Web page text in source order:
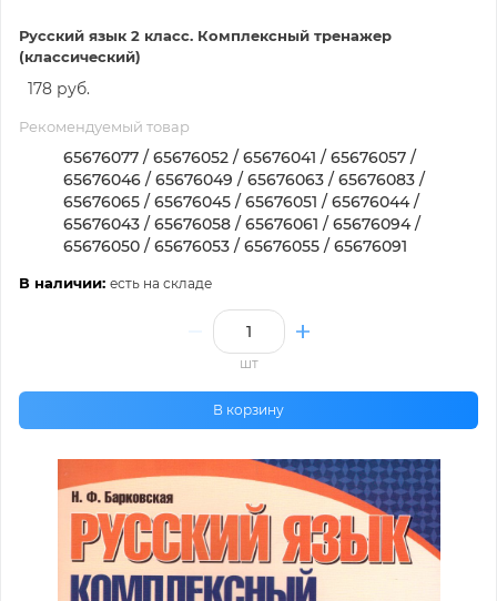
Русский язык 2 класс. Комплексный тренажер
(классический)
178 руб.
Рекомендуемый товар
65676077 / 65676052 / 65676041 / 65676057 /
65676046 / 65676049 / 65676063 / 65676083 /
65676065 / 65676045 / 65676051 / 65676044 /
65676043 / 65676058 / 65676061 / 65676094 /
65676050 / 65676053 / 65676055 / 65676091
В наличии: есть на складе
шт
В корзину